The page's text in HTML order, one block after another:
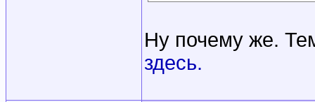
Ну почему же.
здесь.